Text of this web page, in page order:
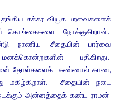
சக்கர வியூக பறவைகளைக்
நோக்குகிறான்.
நாணிய சீதையின் பார்வை
பதிகிறது.
தோள்களைக் கண்ணால் காண,
சீதையின் நடை
அன்னத்தைக் கண்ட ராமன்